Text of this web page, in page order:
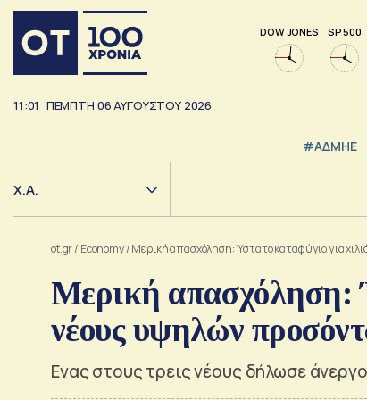
DOW JONES SP 500
11:01 ΠΕΜΠΤΗ 06ΑΥΓΟΥΣΤΟΥ 2026
#ΑΔΜΗΕ
Χ.Α.
ot.gr/ Economy/Μερική απασχόληση: Ύστατο καταφύγιο για
Μερική απασχόληση:
νέους υψηλών
Ενας στους τρεις νέους δήλωσε